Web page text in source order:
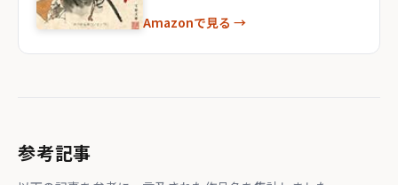
Amazonで見る →
参考記事